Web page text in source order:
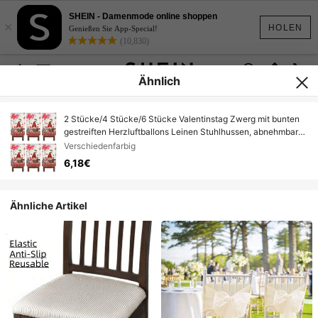
HOLEN
×
SHEIN - Damenmode online shoppen
Genießen Sie App-Special!
(10,830)
Ähnlich
2 Stücke/4 Stücke/6 Stücke Valentinstag Zwerg mit bunten
gestreiften Herzluftballons Leinen Stuhlhussen, abnehmbar
und leicht zu reinigen, geeignet für Jahrestag, Hochzeit,
Küche Esszimmertisch, Party Stuhl Dekoration und Schutz
Verschiedenfarbig
6,18€
Ähnliche Artikel